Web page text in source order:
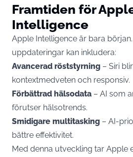
Framtiden för
Intelligence
Apple Intelligence är bara
uppdateringar kan inkludera:
Avancerad röststyrning – Siri
kontextmedveten och responsiv.
Förbättrad hälsodata – AI som
förutser hälsotrends.
Smidigare multitasking – AI-
bättre effektivitet.
Med denna utveckling tar Apple